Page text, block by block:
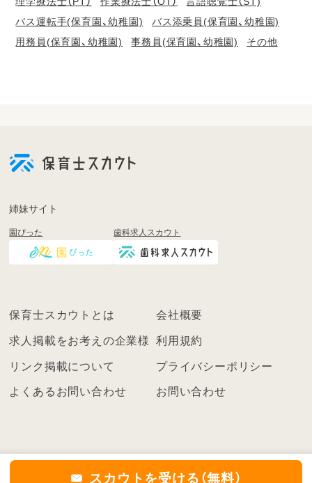
バス運転手(保育園、幼稚園)
バス添乗員(保育園、幼稚園)
用務員(保育園、幼稚園)
事務員(保育園、幼稚園) その他
スカウトを受ける（無料）
登
く
ン
こ
ち
姉妹サイト
園ぴった 歯科求人スカウト
保育士スカウトとは 会社概要
求人掲載をお考えの企業様 利用規約
リンク掲載について プライバシーポリシー
よくあるお問い合わせ お問い合わせ